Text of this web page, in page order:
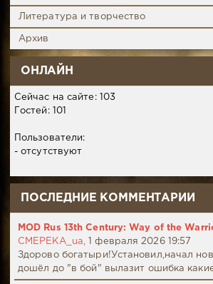
Литература и творчество
Архив
ОНЛАЙН
Сейчас на сайте: 103
Гостей: 101
Пользователи:
- отсутствуют
ПОСЛЕДНИЕ КОММЕНТАРИИ
MOD Rus 13th Century: Way of the
CMEPEKA_ua,
1 февраля 2026 19:57
Здорово богатыри!Установил,начал
дошёл до "в бой" вылазит ошибка